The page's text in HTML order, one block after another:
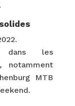
dans les
notamment
MTB